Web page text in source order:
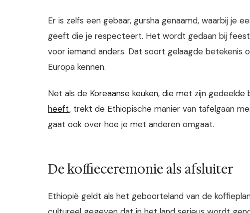
Er is zelfs een gebaar, gursha genaamd, waarbij je
geeft die je respecteert. Het wordt gedaan bij
voor iemand anders. Dat soort gelaagde
Europa kennen.
Net als de Koreaanse keuken, die met zijn
heeft, trekt de Ethiopische manier van tafelgaan
gaat ook over hoe je met anderen omgaat.
De koffieceremonie als afsluiter
Ethiopië geldt als het geboorteland van de